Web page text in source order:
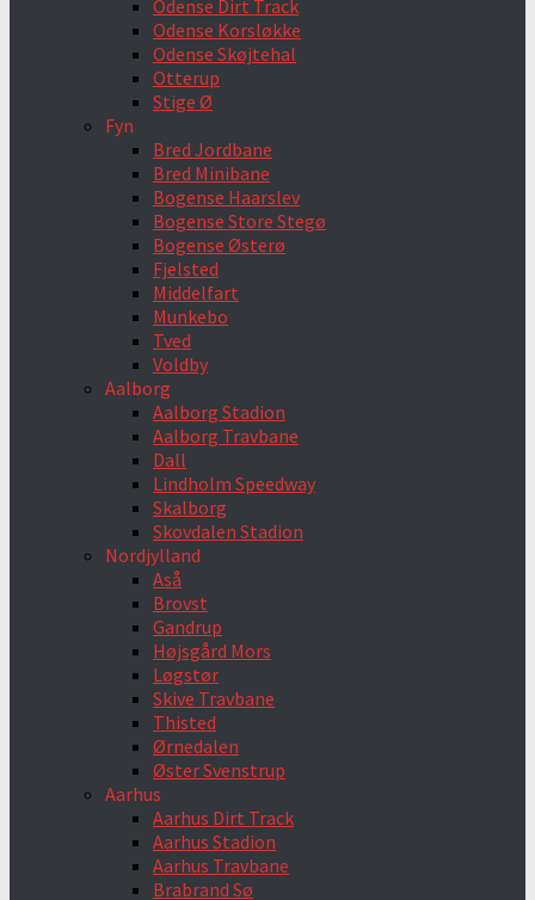
Odense Dirt Track
Odense Korsløkke
Odense Skøjtehal
Otterup
Stige Ø
Fyn
Bred Jordbane
Bred Minibane
Bogense Haarslev
Bogense Store Stegø
Bogense Østerø
Fjelsted
Middelfart
Munkebo
Tved
Voldby
Aalborg
Aalborg Stadion
Aalborg Travbane
Dall
Lindholm Speedway
Skalborg
Skovdalen Stadion
Nordjylland
Aså
Brovst
Gandrup
Højsgård Mors
Løgstør
Skive Travbane
Thisted
Ørnedalen
Øster Svenstrup
Aarhus
Aarhus Dirt Track
Aarhus Stadion
Aarhus Travbane
Brabrand Sø